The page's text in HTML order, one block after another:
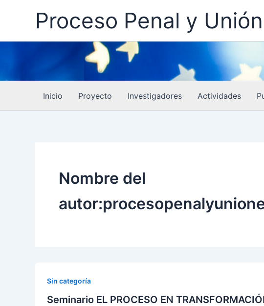
Proceso Penal y
Inicio Proyecto Investigadores Actividades
Nombre del
Sin categoría
Seminario EL PROCESO EN